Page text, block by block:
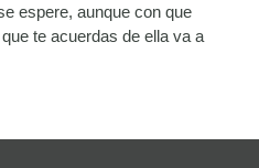
espere, aunque con que
te acuerdas de ella va a